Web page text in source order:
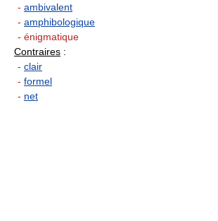
- ambivalent
- amphibologique
- énigmatique
Contraires :
- clair
- formel
- net